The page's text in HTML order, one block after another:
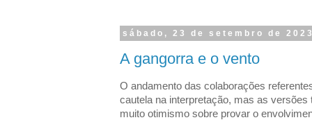
sábado, 23 de setembro de
A gangorra e o vento
O andamento das colaborações
cautela na interpretação, mas as
muito otimismo sobre provar o